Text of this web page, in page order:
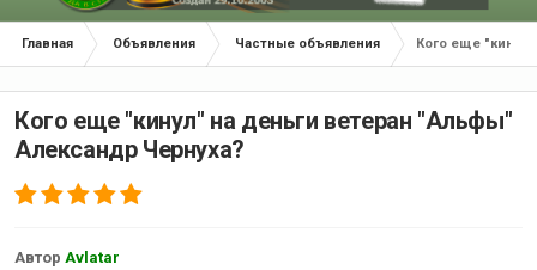
Главная Объявления Частные объявления Кого еще
Кого еще "кинул" на деньги ветеран "Альфы"
Александр Чернуха?
Автор Avlatar